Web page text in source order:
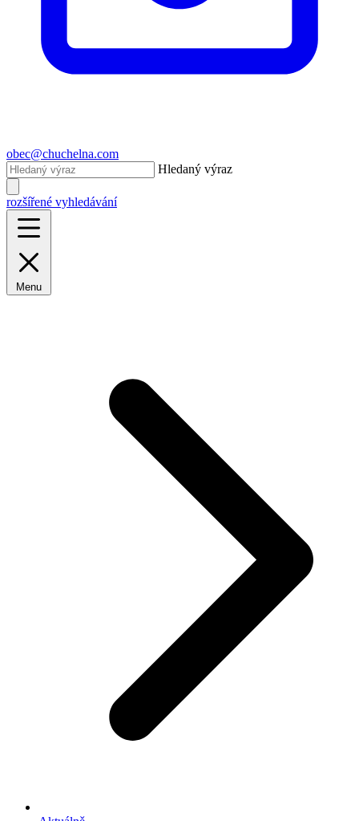
obec@chuchelna.com
Hledaný výraz
rozšířené vyhledávání
Menu